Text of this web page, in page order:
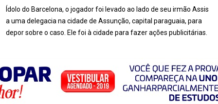
Ídolo do Barcelona, o jogador foi levado ao lado de seu irmão Assis
a uma delegacia na cidade de Assunção, capital paraguaia, para
depor sobre o caso. Ele foi à cidade para fazer ações publicitárias.